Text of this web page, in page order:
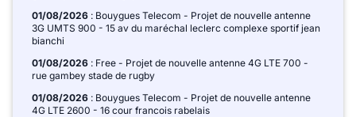
01/08/2026 : Bouygues Telecom - Projet de nouvelle antenne
3G UMTS 900 - 15 av du maréchal leclerc complexe sportif jean
bianchi
01/08/2026 : Free - Projet de nouvelle antenne 4G LTE 700 -
rue gambey stade de rugby
01/08/2026 : Bouygues Telecom - Projet de nouvelle antenne
4G LTE 2600 - 16 cour francois rabelais